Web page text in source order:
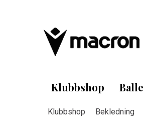
Klubbshop
Klubbshop Bekledning